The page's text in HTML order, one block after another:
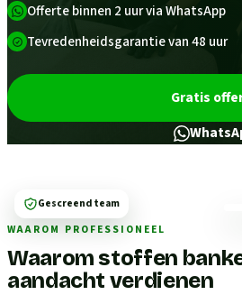
Offerte binnen 2 uur via WhatsApp
Tevredenheidsgarantie van 48 uur
Gratis
WAAROM PROFESSIONEEL
Waarom stoffen
aandacht verdienen
Gescreend team